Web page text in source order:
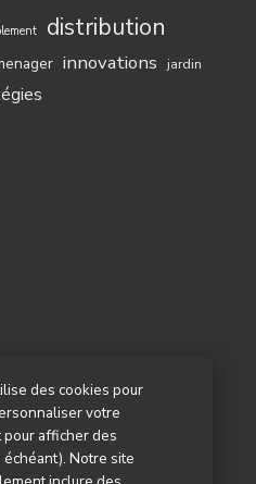
des cookies pour
votre
afficher des
Notre site
distribution
innovations jardin